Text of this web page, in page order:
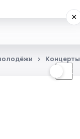
×
☾
Концерты